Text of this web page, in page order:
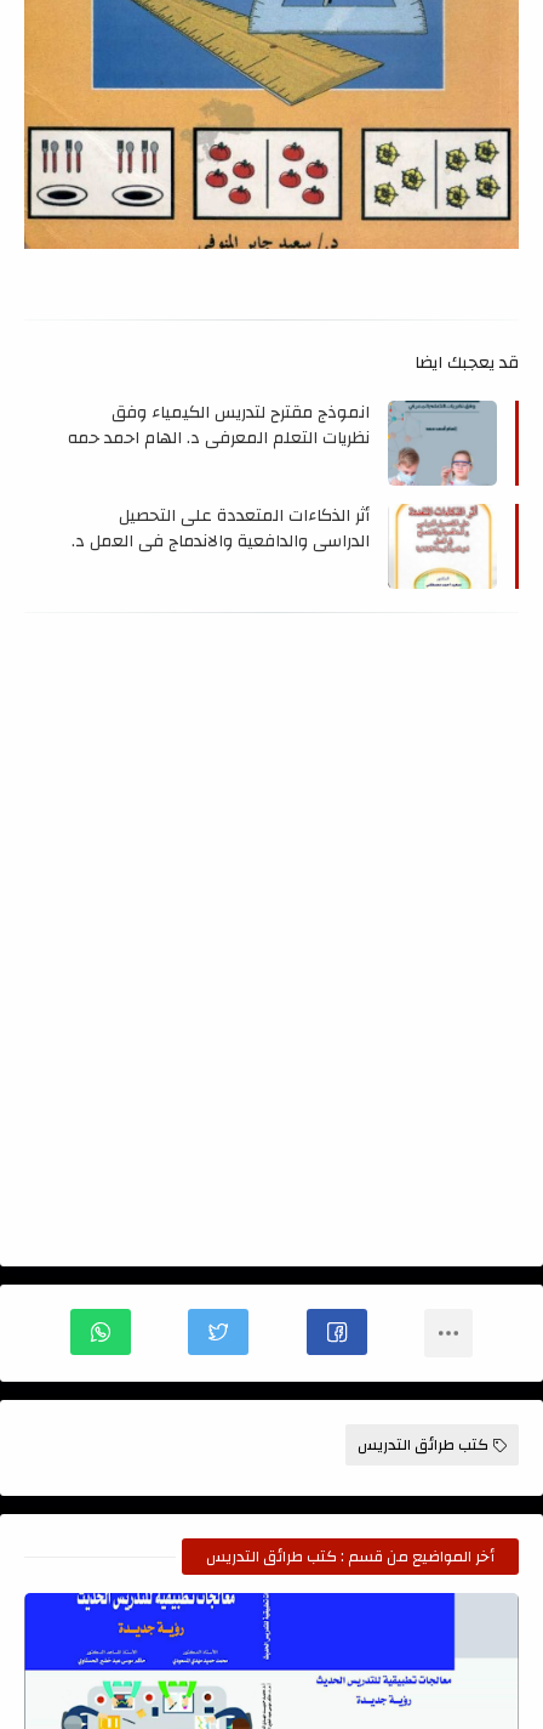
قد يعجبك ايضا
انموذج مقترح لتدريس الكيمياء وفق
نظريات التعلم المعرفي د. الهام احمد حمه
أثر الذكاءات المتعددة على التحصيل
الدراسي والدافعية والاندماج في العمل د.
كتب طرائق التدريس
أخر المواضيع من قسم : كتب طرائق التدريس